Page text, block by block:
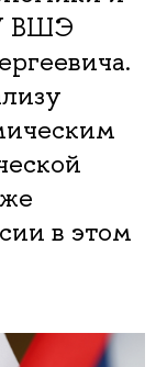
ВШЭ
в этом